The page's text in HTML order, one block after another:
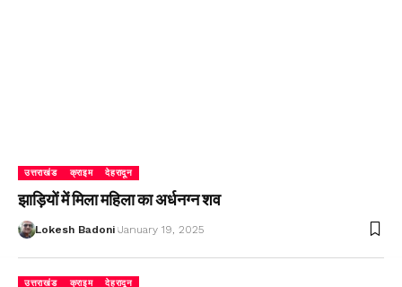
उत्तराखंड क्राइम देहरादून
झाड़ियों में मिला महिला का अर्धनग्न शव
Lokesh Badoni January 19, 2025
उत्तराखंड क्राइम देहरादून